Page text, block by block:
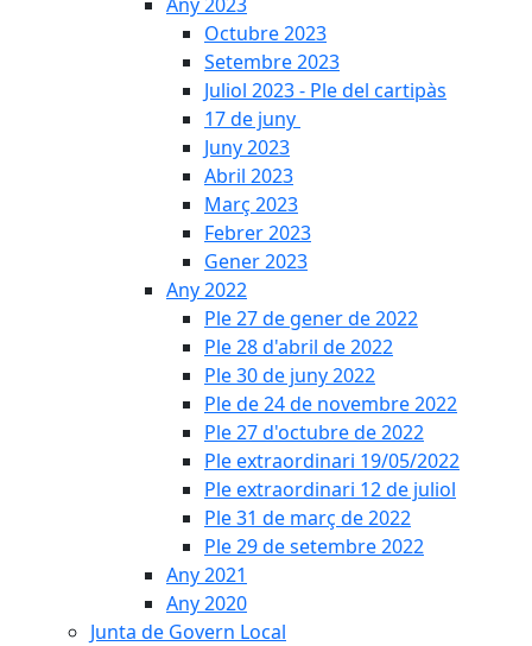
Octubre 2023
Setembre 2023
Juliol 2023 - Ple del cartipàs
17 de juny
Juny 2023
Abril 2023
Març 2023
Febrer 2023
Gener 2023
Any 2022
Ple 27 de gener de 2022
Ple 28 d'abril de 2022
Ple 30 de juny 2022
Ple de 24 de novembre 2022
Ple 27 d'octubre de 2022
Ple extraordinari 19/05/2022
Ple extraordinari 12 de juliol
Ple 31 de març de 2022
Ple 29 de setembre 2022
Any 2021
Any 2020
Junta de Govern Local